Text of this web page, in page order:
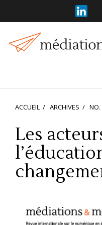
principal
Barre
ACCUEIL ARCHIVES NO.
Les
latérale
de